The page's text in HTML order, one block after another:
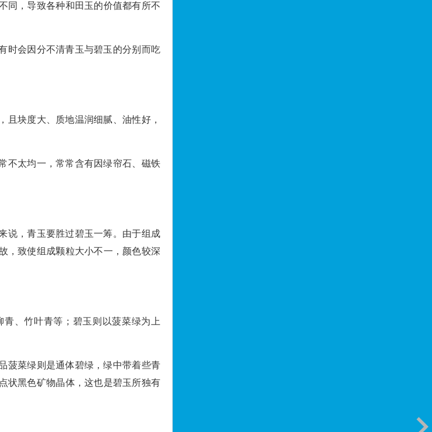
同，导致各种和田玉的价值都有所不
时会因分不清青玉与碧玉的分别而吃
且块度大、质地温润细腻、油性好，
不太均一，常常含有因绿帘石、磁铁
说，青玉要胜过碧玉一筹。由于组成
，致使组成颗粒大小不一，颜色较深
、竹叶青等；碧玉则以菠菜绿为上
菠菜绿则是通体碧绿，绿中带着些青
状黑色矿物晶体，这也是碧玉所独有